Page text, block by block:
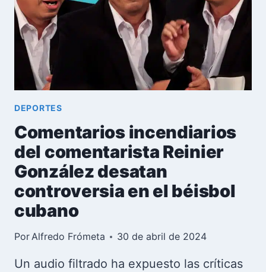
BÉISBOL
ESCÁNDALO
DEPORTES
Comentarios incendiarios
del comentarista Reinier
González desatan
controversia en el béisbol
cubano
PorAlfredo Frómeta 30 de abril de 2024
Un audio filtrado ha expuesto las críticas